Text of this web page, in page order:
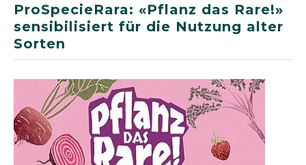
ProSpecieRara: «Pflanz das Rare!»
sensibilisiert für die Nutzung alter
Sorten